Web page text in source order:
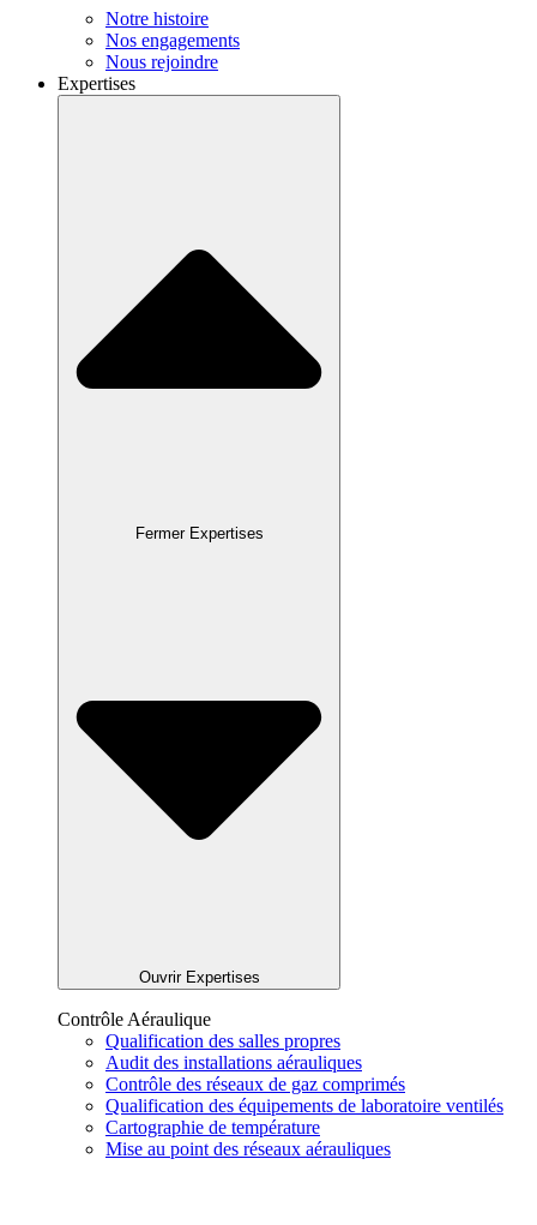
Notre histoire
Nos engagements
Nous rejoindre
Expertises
Fermer Expertises
Ouvrir Expertises
Contrôle Aéraulique
Qualification des salles propres
Audit des installations aérauliques
Contrôle des réseaux de gaz comprimés
Qualification des équipements de laboratoire ventilés
Cartographie de température
Mise au point des réseaux aérauliques